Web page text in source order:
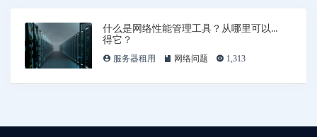
什么是网络性能管理工具？从哪里可以获
得它？
服务器租用 网络问题 1,313